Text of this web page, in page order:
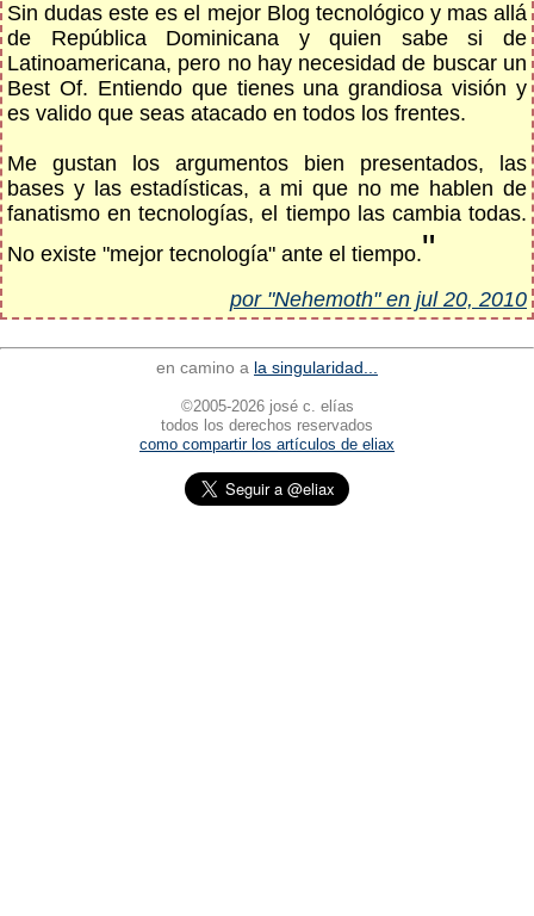
Sin dudas este es el mejor Blog tecnológico y mas allá
de República Dominicana y quien sabe si de
Latinoamericana, pero no hay necesidad de buscar un
Best Of. Entiendo que tienes una grandiosa visión y
es valido que seas atacado en todos los frentes.
Me gustan los argumentos bien presentados, las
bases y las estadísticas, a mi que no me hablen de
fanatismo en tecnologías, el tiempo las cambia todas.
No existe "mejor tecnología" ante el tiempo."
por "Nehemoth" en jul 20, 2010
en camino a la singularidad...
©2005-2026 josé c. elías
todos los derechos reservados
como compartir los artículos de eliax